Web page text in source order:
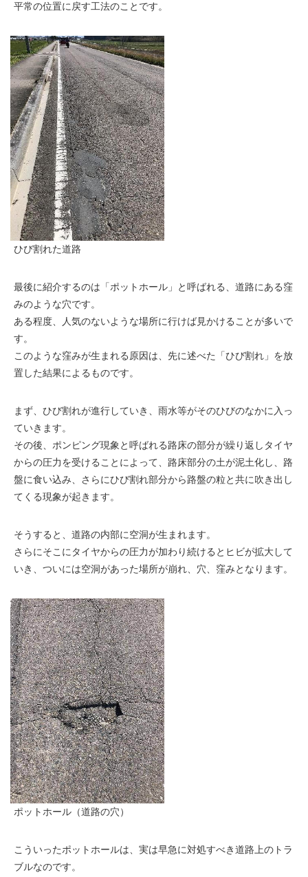
平常の位置に戻す工法のことです。
ひび割れた道路
最後に紹介するのは「ポットホール」と呼ばれる、道路にある窪
みのような穴です。
ある程度、人気のないような場所に行けば見かけることが多いで
す。
このような窪みが生まれる原因は、先に述べた「ひび割れ」を放
置した結果によるものです。
まず、ひび割れが進行していき、雨水等がそのひびのなかに入っ
ていきます。
その後、ポンピング現象と呼ばれる路床の部分が繰り返しタイヤ
からの圧力を受けることによって、路床部分の土が泥土化し、路
盤に食い込み、さらにひび割れ部分から路盤の粒と共に吹き出し
てくる現象が起きます。
そうすると、道路の内部に空洞が生まれます。
さらにそこにタイヤからの圧力が加わり続けるとヒビが拡大して
いき、ついには空洞があった場所が崩れ、穴、窪みとなります。
ポットホール（道路の穴）
こういったポットホールは、実は早急に対処すべき道路上のトラ
ブルなのです。